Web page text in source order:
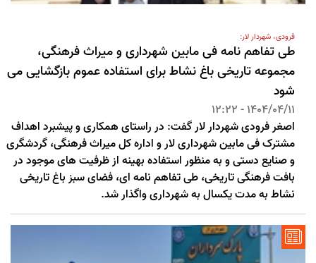
فرودی، شهردار لار:
طی تفاهم نامه فی مابین شهرداری و میراث فرهنگی،
مجموعه تاریخی باغ نشاط برای استفاده عموم بازگشایی می
شود
1404/04/11 - 12:22
اصغر فرودی شهردار لار گفت: در راستای همکاری و پیشبرد اهداف
مشترک فی مابین شهرداری لار و اداره کل میراث فرهنگی، گردشگری
و صنایع دستی و به منظور استفاده بهینه از ظرفیت های موجود در
بافت فرهنگی تاریخی، طی تفاهم نامه ای، فضای سبز باغ تاریخی
نشاط به مدت یکسال به شهرداری واگذار شد.